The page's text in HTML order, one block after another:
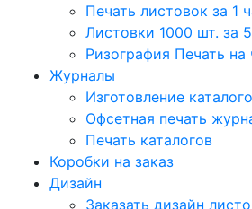
Печать листовок за 1
Листовки 1000 шт. за
Ризография Печать на
Журналы
Изготовление
Офсетная печать
Печать каталогов
Коробки на заказ
Дизайн
Заказать дизайн